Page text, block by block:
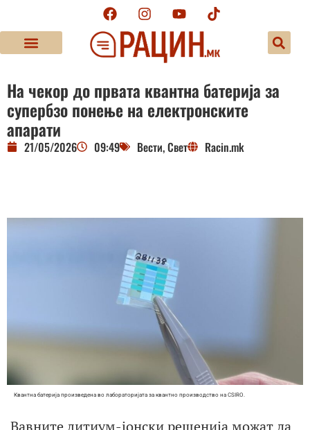
На чекор до првата квантна батерија за
супербзо понење на електронските
апарати
21/05/2026 09:49 Вести,Свет Racin.mk
Квантна батерија произведена во лабораторијата за квантно производство на CSIRO.
Bавните литиум-јонски решенија можат да